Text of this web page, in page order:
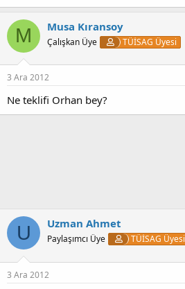
M Musa Kıransoy
Çalışkan Üye TÜİSAG Üyesi
3 Ara 2012
Ne teklifi Orhan bey?
U Uzman Ahmet
Paylaşımcı Üye TÜİSAG Üyesi
3 Ara 2012